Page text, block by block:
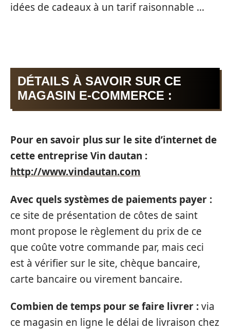
idées de cadeaux à un tarif raisonnable …
DÉTAILS À SAVOIR SUR CE
MAGASIN E-COMMERCE :
Pour en savoir plus sur le site d’internet de
cette entreprise Vin dautan :
http://www.vindautan.com
Avec quels systèmes de paiements payer :
ce site de présentation de côtes de saint
mont propose le règlement du prix de ce
que coûte votre commande par, mais ceci
est à vérifier sur le site, chèque bancaire,
carte bancaire ou virement bancaire.
Combien de temps pour se faire livrer :via
ce magasin en ligne le délai de livraison chez